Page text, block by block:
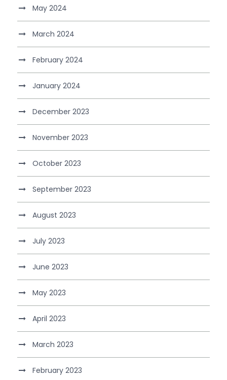
May 2024
March 2024
February 2024
January 2024
December 2023
November 2023
October 2023
September 2023
August 2023
July 2023
June 2023
May 2023
April 2023
March 2023
February 2023